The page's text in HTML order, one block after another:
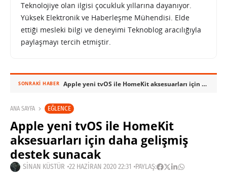
Teknolojiye olan ilgisi çocukluk yıllarına dayanıyor.
Yüksek Elektronik ve Haberleşme Mühendisi. Elde
ettiği mesleki bilgi ve deneyimi Teknoblog aracılığıyla
paylaşmayı tercih etmiştir.
SONRAKI HABER Apple yeni tvOS ile HomeKit aksesuarları için daha gelişmiş destek sunacak
ANA SAYFA EĞLENCE
Apple yeni tvOS ile HomeKit
aksesuarları için daha gelişmiş
destek sunacak
SINAN KÜSTÜR 22 HAZIRAN 2020 22:31 PAYLAŞ: